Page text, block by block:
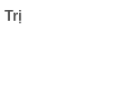
Trị